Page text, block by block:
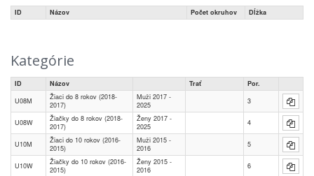
ID Názov Počet okruhov Dĺžka
Kategórie
ID Názov Trať
Por.
U08M
Žiaci do 8 rokov (2018-
2017)
Muži 2017 -
2025
3
U08W
Žiačky do 8 rokov (2018-
2017)
Ženy 2017 -
2025
4
U10M
Žiaci do 10 rokov (2016-
2015)
Muži 2015 -
2016
5
U10W
Žiačky do 10 rokov (2016-
2015)
Ženy 2015 -
2016
6